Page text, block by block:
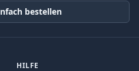
bestellen
HILFE